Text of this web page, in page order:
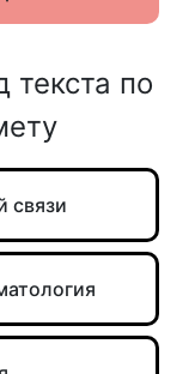
текста по
связи